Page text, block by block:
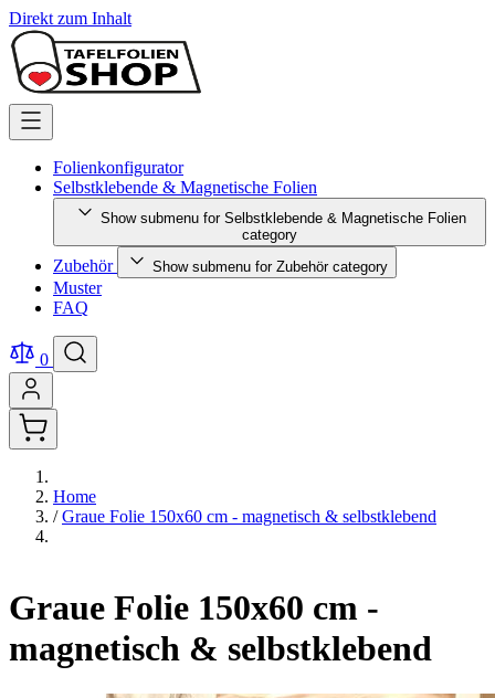
Direkt zum Inhalt
Folienkonfigurator
Selbstklebende & Magnetische Folien
Show submenu for Selbstklebende & Magnetische Folien
category
Zubehör Show submenu for Zubehör category
Muster
FAQ
0
Home
/ Graue Folie 150x60 cm - magnetisch & selbstklebend
Graue Folie 150x60 cm -
magnetisch & selbstklebend